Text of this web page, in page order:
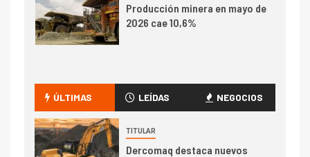
Producción minera en mayo de
2026 cae 10,6%
crecimiento regional: Banco
Central reporta resultados
trimestre
4 I+D
ÚLTIMAS LEÍDAS NEGOCIOS
TITULAR
Dercomaq destaca nuevos